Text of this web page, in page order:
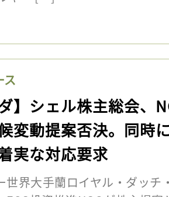
ス
】シェル株主総会、
変動提案否決。同時
実な対応要求
界大手蘭ロイヤル・ダッチ